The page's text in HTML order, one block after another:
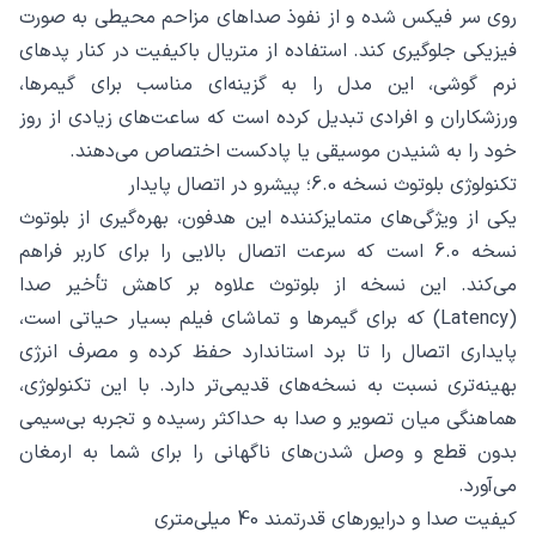
روی سر فیکس شده و از نفوذ صداهای مزاحم محیطی به صورت
فیزیکی جلوگیری کند. استفاده از متریال باکیفیت در کنار پدهای
نرم گوشی، این مدل را به گزینه‌ای مناسب برای گیمرها،
ورزشکاران و افرادی تبدیل کرده است که ساعت‌های زیادی از روز
خود را به شنیدن موسیقی یا پادکست اختصاص می‌دهند.
تکنولوژی بلوتوث نسخه 6.0؛ پیشرو در اتصال پایدار
یکی از ویژگی‌های متمایزکننده این هدفون، بهره‌گیری از بلوتوث
نسخه 6.0 است که سرعت اتصال بالایی را برای کاربر فراهم
می‌کند. این نسخه از بلوتوث علاوه بر کاهش تأخیر صدا
(Latency) که برای گیمرها و تماشای فیلم بسیار حیاتی است،
پایداری اتصال را تا برد استاندارد حفظ کرده و مصرف انرژی
بهینه‌تری نسبت به نسخه‌های قدیمی‌تر دارد. با این تکنولوژی،
هماهنگی میان تصویر و صدا به حداکثر رسیده و تجربه بی‌سیمی
بدون قطع و وصل شدن‌های ناگهانی را برای شما به ارمغان
می‌آورد.
کیفیت صدا و درایورهای قدرتمند 40 میلی‌متری